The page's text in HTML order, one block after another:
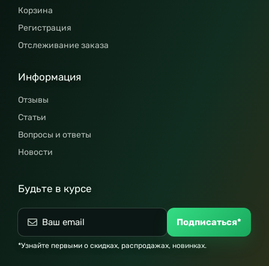
Корзина
Регистрация
Отслеживание заказа
Информация
Отзывы
Статьи
Вопросы и ответы
Новости
Будьте в курсе
Подписаться*
*Узнайте первыми о скидках, распродажах, новинках.